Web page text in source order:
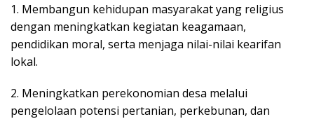
1. Membangun kehidupan masyarakat yang religius
dengan meningkatkan kegiatan keagamaan,
pendidikan moral, serta menjaga nilai-nilai kearifan
lokal.
2. Meningkatkan perekonomian desa melalui
pengelolaan potensi pertanian, perkebunan, dan